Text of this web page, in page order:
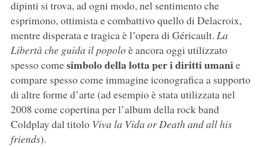
dipinti si trova, ad ogni modo, nel sentimento che
esprimono, ottimista e combattivo quello di Delacroix,
mentre disperata e tragica è l’opera di Géricault. La
Libertà che guida il popoloè ancora oggi utilizzato
spesso comesimbolo della lotta per i diritti umanie
compare spesso come immagine iconografica a supporto
di altre forme d’arte (ad esempio è stata utilizzata nel
2008 come copertina per l’album della rock band
Coldplay dal titolo Viva la Vida or Death and all his
friends).